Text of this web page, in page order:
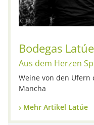
Bodegas Latúe
Aus dem Herzen
Weine von den Ufern
Mancha
Mehr Artikel Latúe